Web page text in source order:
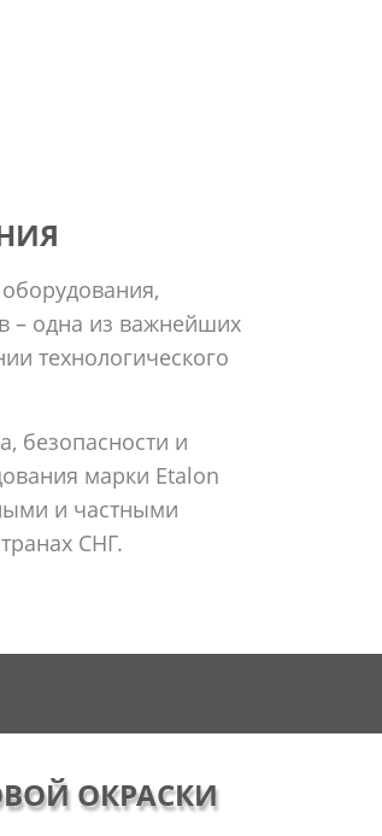
– одна из важнейших
технологического
безопасности и
марки Etalon
и частными
СНГ.
ОКРАСКИ